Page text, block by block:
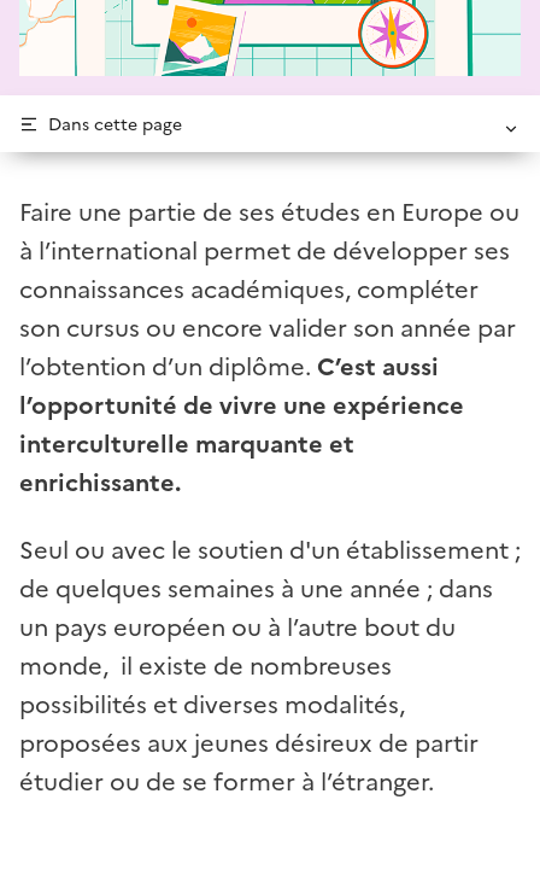
Dans cette page
Faire une partie de ses études en Europe ou
à l’international permet de développer ses
connaissances académiques, compléter
son cursus ou encore valider son année par
l’obtention d’un diplôme. C’est aussi
l’opportunité de vivre une expérience
interculturelle marquante et
enrichissante.
Seul ou avec le soutien d'un établissement ;
de quelques semaines à une année ; dans
un pays européen ou à l’autre bout du
monde, il existe de nombreuses
possibilités et diverses modalités,
proposées aux jeunes désireux de partir
étudier ou de se former à l’étranger.